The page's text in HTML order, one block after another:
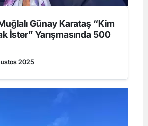
Günay Karataş “Kim
İster” Yarışmasında 500
2025